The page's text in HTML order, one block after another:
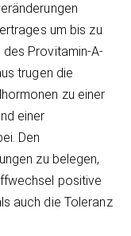
um bis zu
des Provitamin-A-
trugen die
zu einer
einer
Den
zu belegen,
positive
auch die Toleranz